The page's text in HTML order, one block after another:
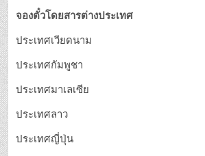
จองตั๋วโดยสารต่างประเทศ
ประเทศเวียดนาม
ประเทศกัมพูชา
ประเทศมาเลเซีย
ประเทศลาว
ประเทศญี่ปุ่น